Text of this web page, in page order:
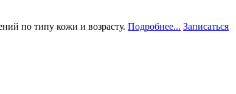
по типу кожи и возрасту. Подробнее... Записаться